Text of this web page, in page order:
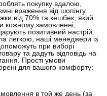
покупку вдалою,
враження від шопінгу.
від 70% та кешбек, який
кожному замовленні,
позитивний настрій.
легкою, наші менеджери із
при виборі
та дадуть відповідь на
Прості умови
для вашого комфорту:
в той же день (за